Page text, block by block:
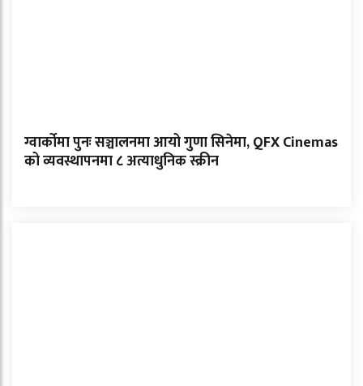
ग्वार्कोमा पुनः सञ्चालनमा आयो गुणा सिनेमा, QFX Cinemas
को व्यवस्थापनमा ८ अत्याधुनिक स्क्रीन